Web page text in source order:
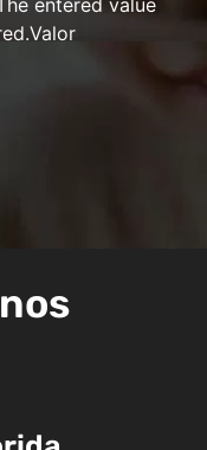
entered value
Valor